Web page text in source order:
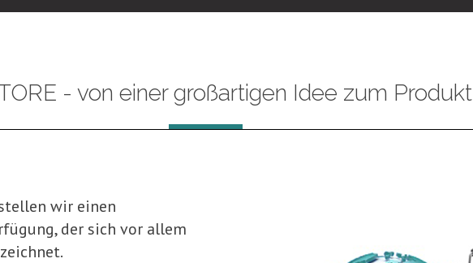
- von einer großartigen Idee zum Produkt
wir einen
der sich vor allem